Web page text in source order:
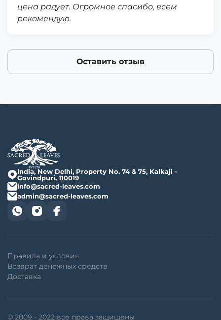
цена радует. Огромное спасибо, всем
рекомендую.
Оставить отзыв
India, New Delhi, Property No. 74 & 75, Kalkaji -
Govindpuri, 110019
info@sacred-leaves.com
admin@sacred-leaves.com
Правила и условия
Возврат денежных средств
Доставка
© 2009 - 2022 все права защищены